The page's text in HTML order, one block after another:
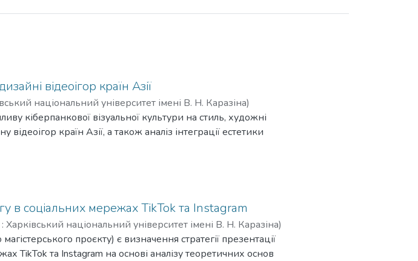
відеоігор країн Азії
національний університет імені В. Н. Каразіна)
кіберпанкової візуальної культури на стиль, художні
країн Азії, а також аналіз інтеграції естетики
підходи, що візуалізують кіберпанкову естетику в
композиційних, колірних та стилістичних
символів та візуальних кодів кіберпанку), порівняльний
іграх).
в соціальних мережах TikTok та Instagram
Харківський національний університет імені В. Н. Каразіна)
проєкту) є визначення стратегії презентації
TikTok та Instagram на основі аналізу теоретичних основ